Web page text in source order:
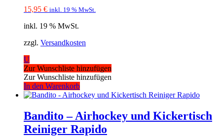
15,95 € inkl. 19 % MwSt.
inkl. 19 % MwSt.
zzgl. Versandkosten
U
Zur Wunschliste hinzufügen
Zur Wunschliste hinzufügen
In den Warenkorb
Bandito – Airhockey und Kickertisch
Reiniger Rapido